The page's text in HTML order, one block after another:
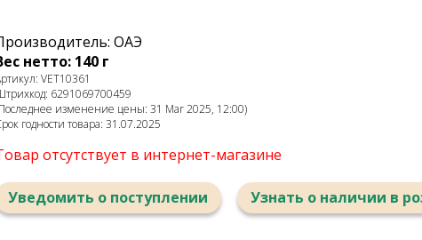
ОАЭ
нетто: 140 г
VET10361
6291069700459
изменение цены: 31 Mar 2025, 12:00)
годности товара: 31.07.2025
отсутствует в интернет-магазине
Уведомить о поступлении Узнать о наличии в